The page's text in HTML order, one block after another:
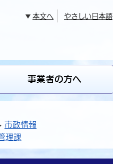
本文へ やさしい日本語
事業者の方へ
市政情報
理課